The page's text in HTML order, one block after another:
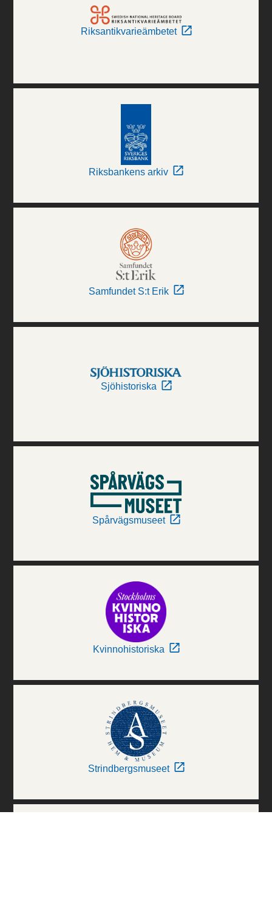
Riksantikvarieämbetet
Riksbankens arkiv
Samfundet S:t Erik
Sjöhistoriska
Spårvägsmuseet
Kvinnohistoriska
Strindbergsmuseet